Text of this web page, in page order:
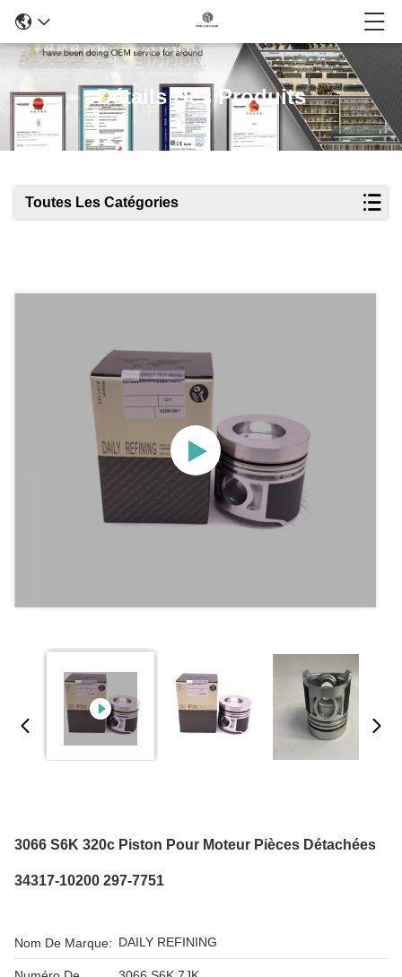
Détails Des Produits
Toutes Les Catégories
3066 S6K 320c Piston Pour Moteur Pièces Détachées
34317-10200 297-7751
Nom De Marque: DAILY REFINING